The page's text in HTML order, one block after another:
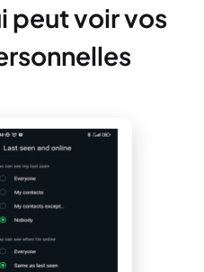
peut voir vos